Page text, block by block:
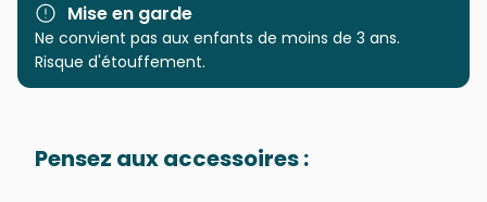
Catégorie
Mise en garde
Ne convient pas aux enfants de moins de 3 ans.
Risque d'étouffement.
Pensez aux accessoires :